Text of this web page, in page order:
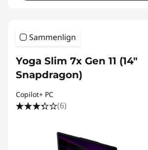
Sammenlign
Yoga Slim 7x Gen 11 (14"
Snapdragon)
Copilot+ PC
(6)